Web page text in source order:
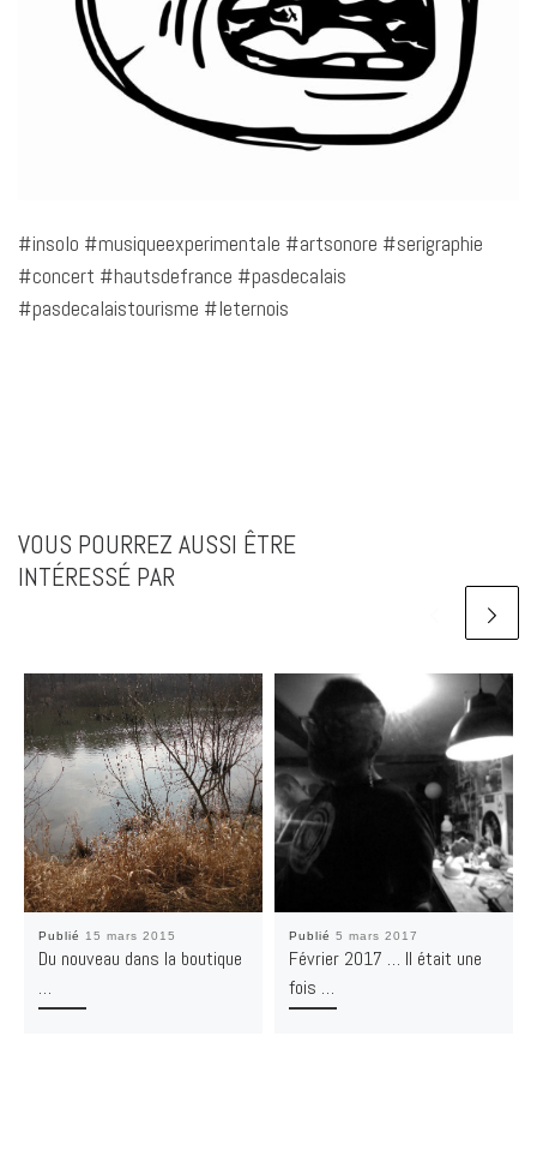
#insolo #musiqueexperimentale #artsonore #serigraphie
#concert #hautsdefrance #pasdecalais
#pasdecalaistourisme #leternois
VOUS POURREZ AUSSI ÊTRE
INTÉRESSÉ PAR
Publié 15 mars 2015
Du nouveau dans la boutique
…
Publié 5 mars 2017
Février 2017 … Il était une
fois …